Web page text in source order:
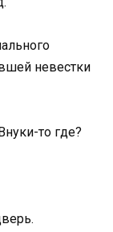
невестки
то где?